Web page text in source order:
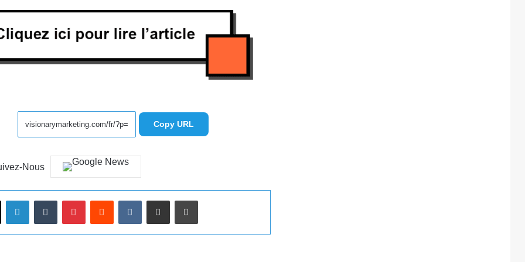
Copy URL
Nous
LinkedinTumblrPinterestRedditVKontakte
Partager par email Imprimer